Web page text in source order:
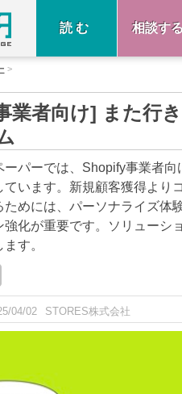
読む 相談する
業者向け] また行
ーパーでは、Shopify事業者
ています。新規顧客獲得より
ためには、パーソナライズ体
強化が重要です。ソリュー
す。
04/02 STORES株式会社